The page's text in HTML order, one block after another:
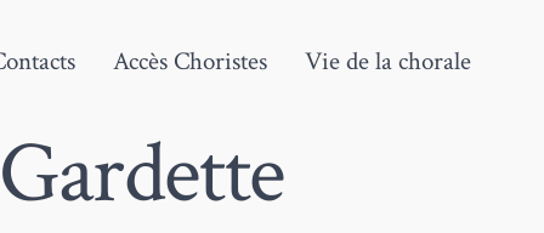
Accès Choristes Vie de la chorale